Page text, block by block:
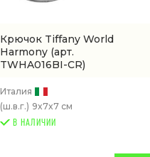
Крючок Tiffany World
Harmony (арт.
TWHA016BI-CR)
Италия
(ш.в.г.) 9x7x7 см
В НАЛИЧИИ